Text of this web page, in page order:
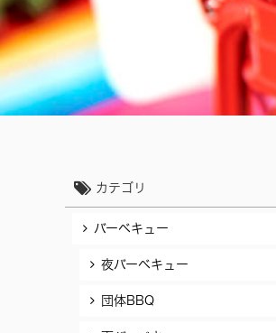
カテゴリ
バーベキュー
夜バーベキュー
団体BBQ